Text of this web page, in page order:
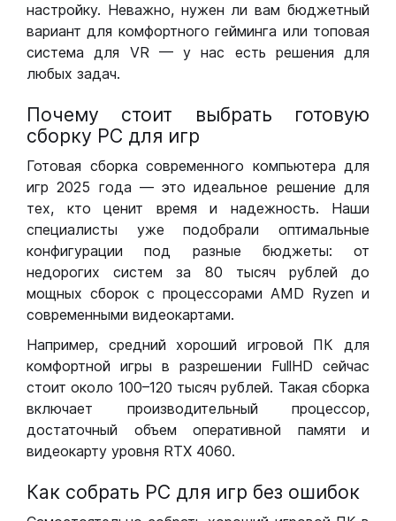
настройку. Неважно, нужен ли вам бюджетный
вариант для комфортного гейминга или топовая
система для VR — у нас есть решения для
любых задач.
Почему стоит выбрать готовую
сборку РС для игр
Готовая сборка современного компьютера для
игр 2025 года — это идеальное решение для
тех, кто ценит время и надежность. Наши
специалисты уже подобрали оптимальные
конфигурации под разные бюджеты: от
недорогих систем за 80 тысяч рублей до
мощных сборок с процессорами AMD Ryzen и
современными видеокартами.
Например, средний хороший игровой ПК для
комфортной игры в разрешении FullHD сейчас
стоит около 100–120 тысяч рублей. Такая сборка
включает производительный процессор,
достаточный объем оперативной памяти и
видеокарту уровня RTX 4060.
Как собрать РС для игр без ошибок